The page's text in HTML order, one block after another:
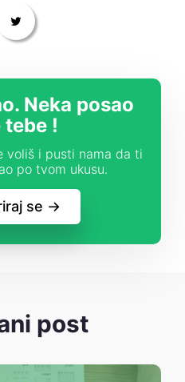
Neka posao
tebe !
voliš i pusti nama da ti
po tvom ukusu.
se ->
post